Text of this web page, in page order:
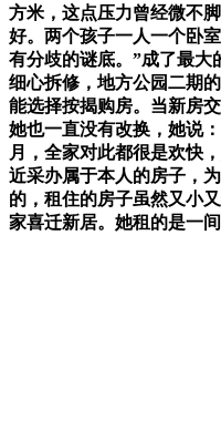
方米，这点压力曾经微不
好。两个孩子一人一个卧
有分歧的谜底。”成了最大
细心拆修，地方公园二期
能选择按揭购房。当新房
她也一直没有改换，她说
月，全家对此都很是欢快
近采办属于本人的房子，
的，租住的房子虽然又小
家喜迁新居。她租的是一